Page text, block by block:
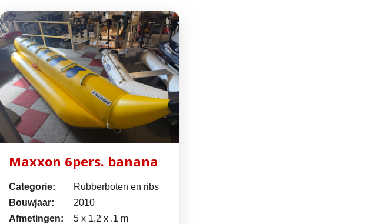
Maxxon 6pers. banana
Categorie:
Rubberboten en ribs
Bouwjaar:
2010
Afmetingen:
5 x 1.2 x .1 m